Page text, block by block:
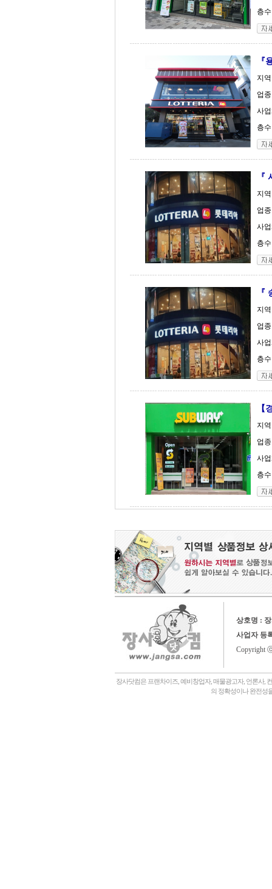
층
『
지
업
사
층
『
지
업
사
층
『
지
업
사
층
【
지
업
사
층
상호명 :
사업자 등
Copyright
장사닷컴은 프랜차이즈, 예비창업자, 매물광고자, 언론사,
의 정확성이나 완전성